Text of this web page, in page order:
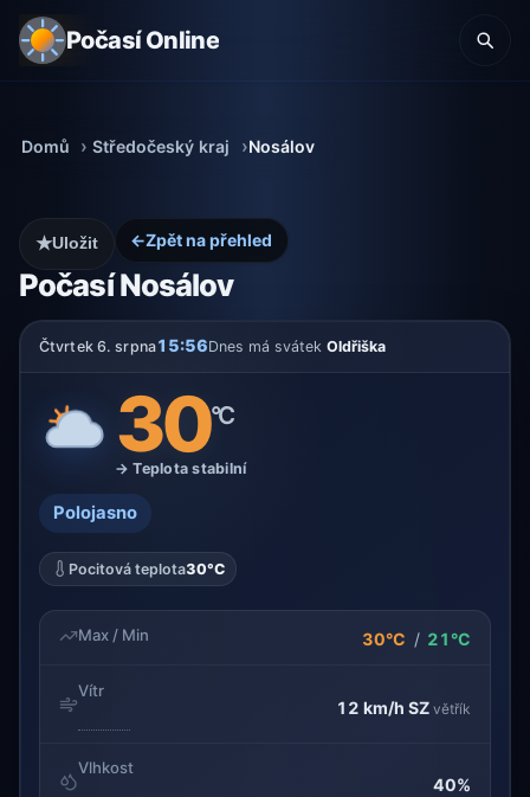
Počasí Online
Domů Středočeský kraj Nosálov
←Zpět na přehled
Počasí Nosálov
★Uložit
Čtvrtek 6. srpna15:56Dnes má svátek Oldřiška
30°C
→ Teplota stabilní
Polojasno
Pocitová teplota30°C
Max / Min 30°C / 21°C
Vítr
12 km/h SZ větřík
Vlhkost
40%